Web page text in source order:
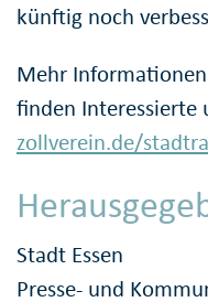
künftig noch
Mehr
finden Interessierte
zollverein.de/
Stadt Essen
Presse- und